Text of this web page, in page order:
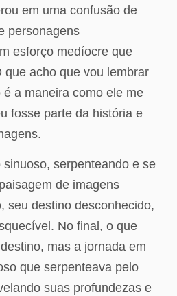
em uma confusão de
personagens
esforço medíocre que
que acho que vou lembrar
a maneira como ele me
fosse parte da história e
serpenteando e se
de imagens
seu destino desconhecido,
No final, o que
mas a jornada em
que serpenteava pelo
suas profundezas e